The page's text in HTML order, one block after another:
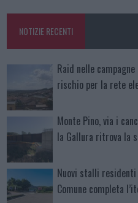
NOTIZIE RECENTI
Raid nelle
rischio per la rete
Monte Pino, via i
la Gallura ritrova la
Nuovi stalli residenti
Comune completa